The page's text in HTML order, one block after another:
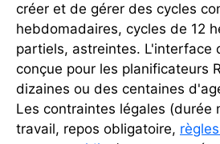
créer et de gérer des cycles
hebdomadaires, cycles de 12
partiels, astreintes. L'interface
conçue pour les planificateurs
dizaines ou des centaines
Les contraintes légales (durée
travail, repos obligatoire,